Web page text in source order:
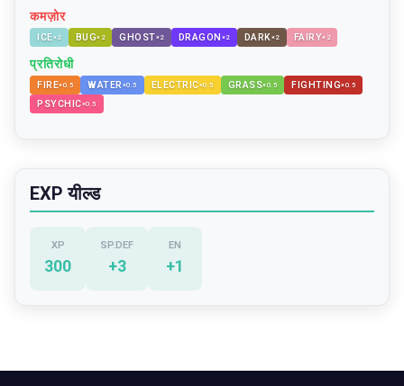
कमज़ोर
ICE×2 BUG× 2 GHOST×2 DRAGON ×2 DARK×2 FAIRY× 2
प्रतिरोधी
FIRE×0.5 WATER ×0.5 ELECTRIC×0.5 GRASS×0.5 FIGHTING×0.5
PSYCHIC×0.5
EXP यील्ड
XP
300
SP.DEF
+3
EN
+1